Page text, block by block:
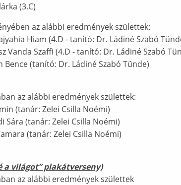
(3.C)
az alábbi eredmények születtek:
Hiam (4.D - tanító: Dr. Ládiné Szabó
Szaffi (4.D - tanító: Dr. Ládiné Szabó
(tanító: Dr. Ládiné Szabó Tünde)
az alábbi eredmények születtek:
(tanár: Zelei Csilla Noémi)
(tanár: Zelei Csilla Noémi)
(tanár: Zelei Csilla Noémi)
a világot” plakátverseny)
az alábbi eredmények születtek